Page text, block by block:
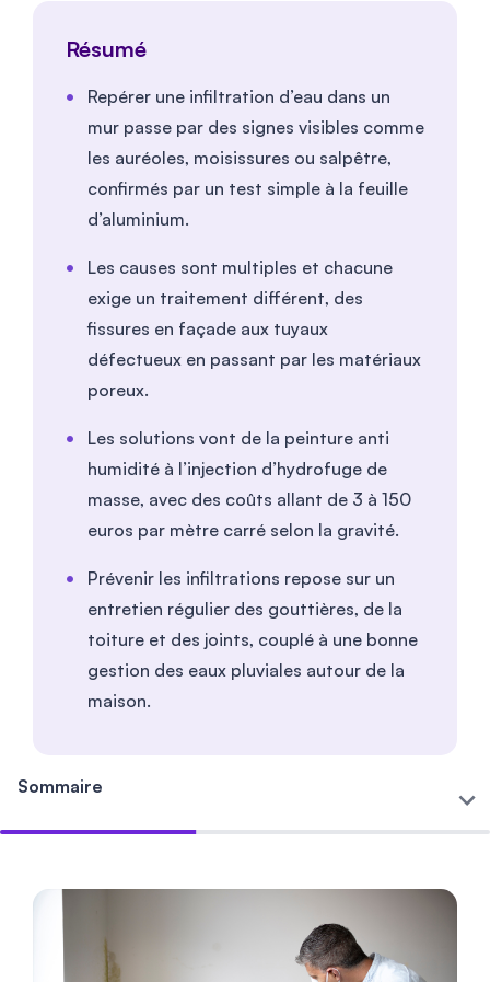
Résumé
Repérer une infiltration d’eau dans un
mur passe par des signes visibles comme
les auréoles, moisissures ou salpêtre,
confirmés par un test simple à la feuille
d’aluminium.
Les causes sont multiples et chacune
exige un traitement différent, des
fissures en façade aux tuyaux
défectueux en passant par les matériaux
poreux.
Les solutions vont de la peinture anti
humidité à l’injection d’hydrofuge de
masse, avec des coûts allant de 3 à 150
euros par mètre carré selon la gravité.
Prévenir les infiltrations repose sur un
entretien régulier des gouttières, de la
toiture et des joints, couplé à une bonne
gestion des eaux pluviales autour de la
maison.
Sommaire